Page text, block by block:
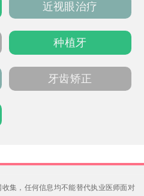
近视眼治疗
种植牙
牙齿矫正
集，任何信息均不能替代执业医师面对